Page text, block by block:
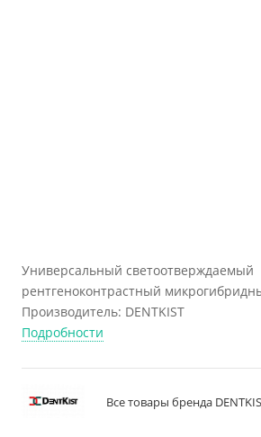
Универсальный светоотверждаемый
рентгеноконтрастный
Производитель: DENTKIST
Подробности
Все товары бренда